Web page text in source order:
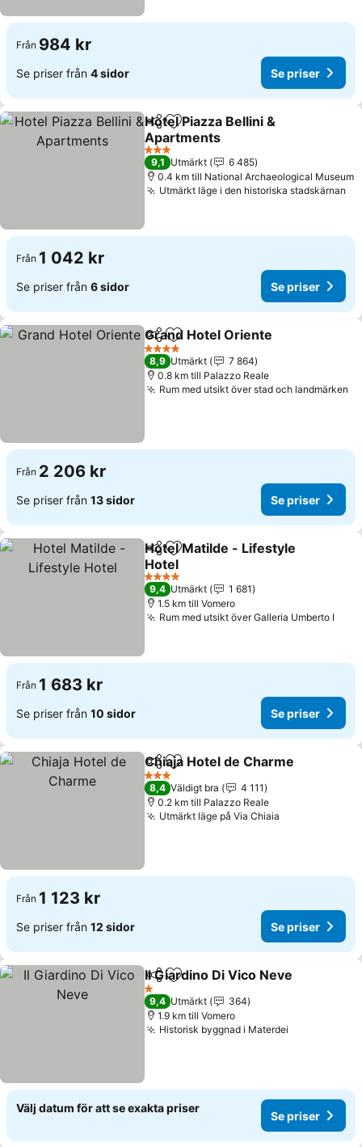
Från 984 kr
Se priser från 4 sidor Se priser
Dela Lägg till i Mina Favoriter
Hotel Piazza Bellini &
Apartments
3 Stjärnor
9,1 Utmärkt
6 485
0.4 km till National Archaeological Museum
Utmärkt läge i den historiska stadskärnan
Från 1 042 kr
Se priser från 6 sidor Se priser
Dela Lägg till i Mina Favoriter
Grand Hotel Oriente
4 Stjärnor
8,9 Utmärkt
7 864
0.8 km till Palazzo Reale
Rum med utsikt över stad och landmärken
Från 2 206 kr
Se priser från 13 sidor Se priser
Dela Lägg till i Mina Favoriter
Hotel Matilde - Lifestyle
Hotel
4 Stjärnor
9,4 Utmärkt
1 681
1.5 km till Vomero
Rum med utsikt över Galleria Umberto I
Från 1 683 kr
Se priser från 10 sidor Se priser
Dela Lägg till i Mina Favoriter
Chiaja Hotel de Charme
3 Stjärnor
8,4 Väldigt bra
4 111
0.2 km till Palazzo Reale
Utmärkt läge på Via Chiaia
Från 1 123 kr
Se priser från 12 sidor Se priser
Dela Lägg till i Mina Favoriter
Il Giardino Di Vico Neve
1 Stjärnor
9,4 Utmärkt
364
1.9 km till Vomero
Historisk byggnad i Materdei
Välj datum för att se exakta priser
Se priser